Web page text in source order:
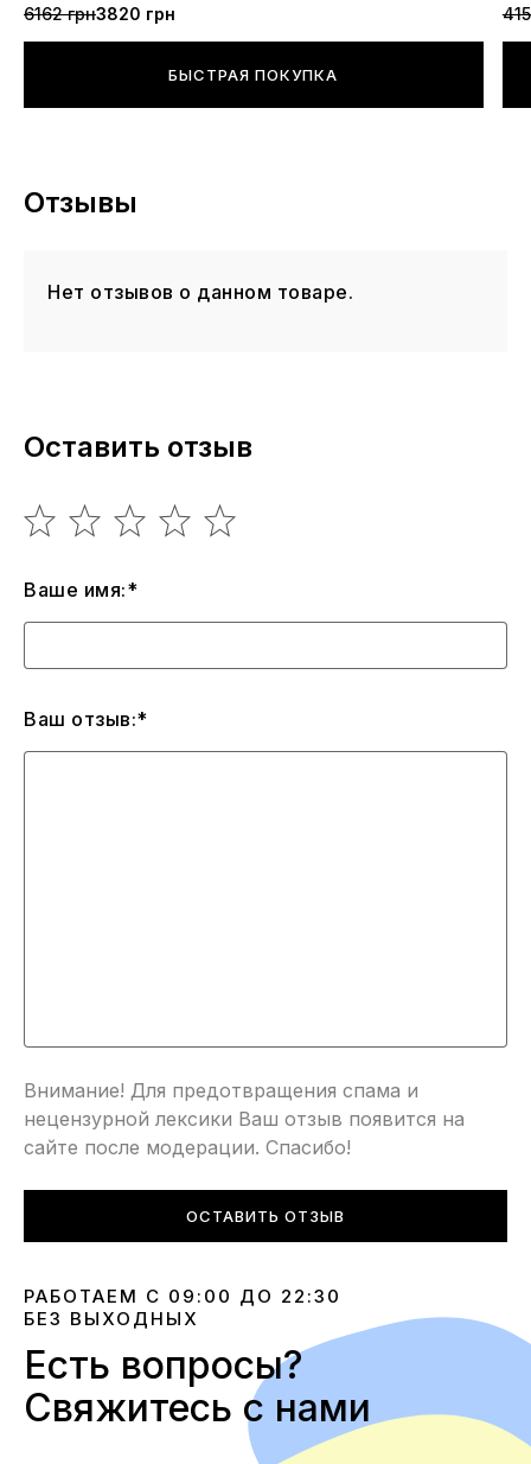
6162 грн3820 грн
БЫСТРАЯ ПОКУПКА
Отзывы
Нет отзывов о данном товаре.
Оставить отзыв
Ваше имя:*
Ваш отзыв:*
Внимание! Для предотвращения спама и
нецензурной лексики Ваш отзыв появится на
сайте после модерации. Спасибо!
ОСТАВИТЬ ОТЗЫВ
РАБОТАЕМ С 09:00 ДО 22:30
БЕЗ ВЫХОДНЫХ
Есть вопросы?
Свяжитесь с нами